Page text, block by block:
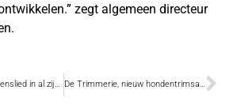
zegt algemeen directeur
Genieten van het levenslied in al zijn schoonheid De Trimmerie, nieuw hondentrimsalon